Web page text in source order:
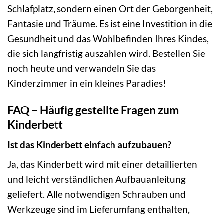
Schlafplatz, sondern einen Ort der Geborgenheit,
Fantasie und Träume. Es ist eine Investition in die
Gesundheit und das Wohlbefinden Ihres Kindes,
die sich langfristig auszahlen wird. Bestellen Sie
noch heute und verwandeln Sie das
Kinderzimmer in ein kleines Paradies!
FAQ – Häufig gestellte Fragen zum
Kinderbett
Ist das Kinderbett einfach aufzubauen?
Ja, das Kinderbett wird mit einer detaillierten
und leicht verständlichen Aufbauanleitung
geliefert. Alle notwendigen Schrauben und
Werkzeuge sind im Lieferumfang enthalten,